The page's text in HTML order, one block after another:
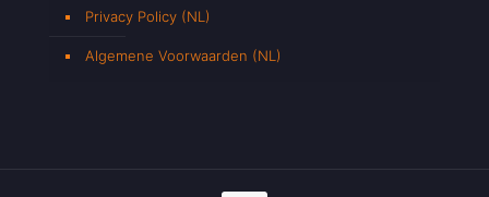
Privacy Policy (NL)
Algemene Voorwaarden (NL)